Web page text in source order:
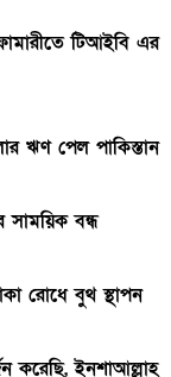
টিআইবি এর
ঋণ পেল পাকিস্তান
সাময়িক বন্ধ
রোধে বুথ স্থাপন
করেছি, ইনশাআল্লাহ